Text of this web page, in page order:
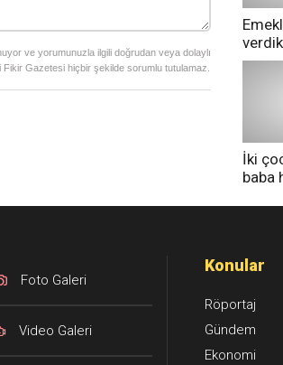
ve yorumunuzla ilgili doğrudan veya dolaylı
Gazetesi hiçbir şekilde sorumlu tutulamaz.
İki
baba
Foto Galeri
Video Galeri
Konular
Röportaj
Gündem
Ekonomi